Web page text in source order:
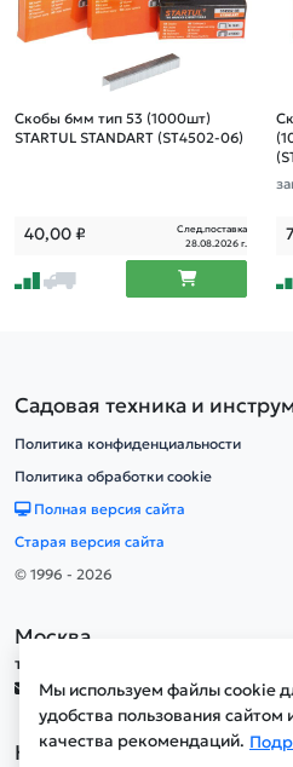
Скобы 6мм тип 53 (1000шт)
STARTUL STANDART (ST4502-06)
40,00₽
След.поставка
28.08.2026 г.
Мы используем файлы cookie
удобства пользования
качества рекомендаций.
Садовая техника и
Политика конфиденциальности
Политика обработки cookie
Полная версия сайта
Старая версия сайта
© 1996 - 2026
Москва
тел.
Новосибирск